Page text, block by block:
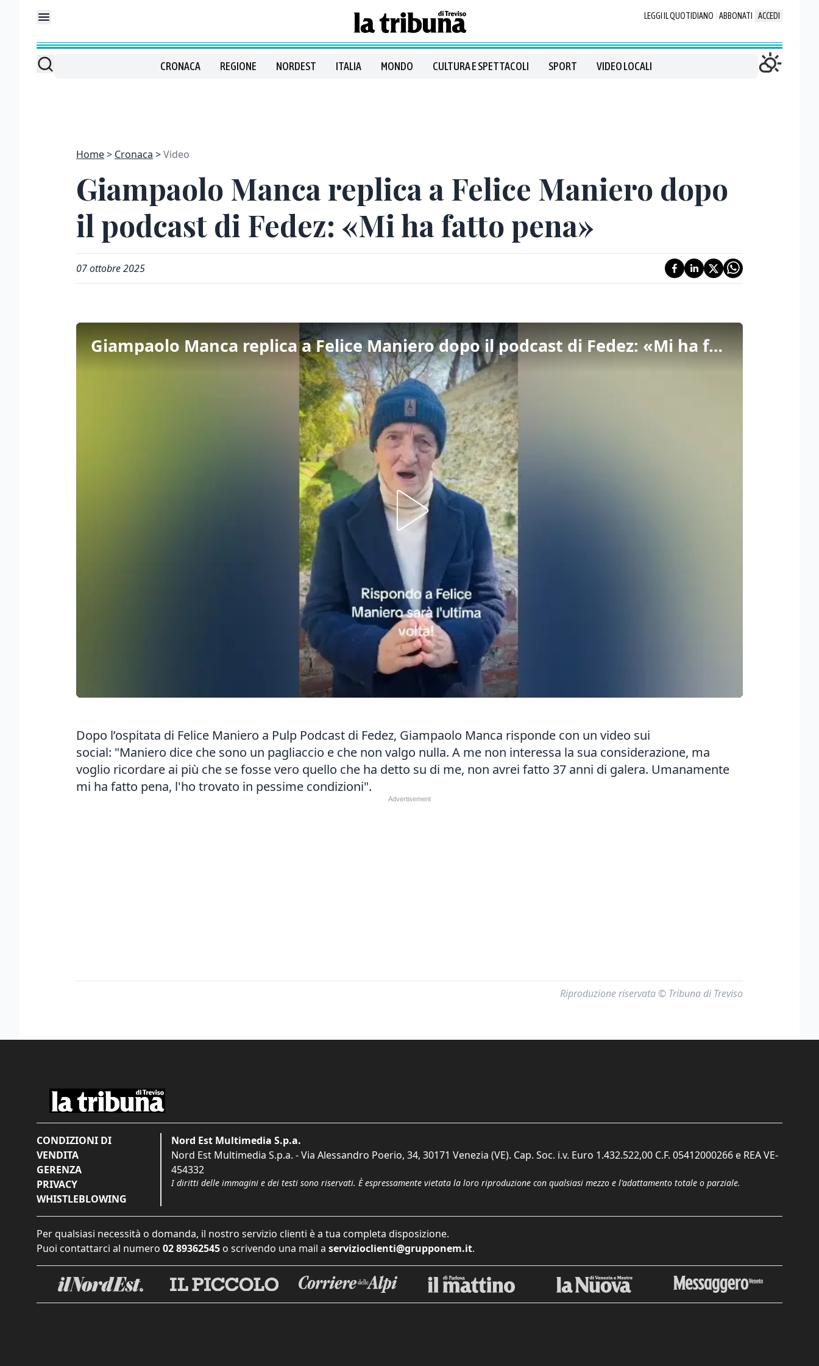
LEGGI IL QUOTIDIANO ABBONATI ACCEDI
CRONACA REGIONE NORDEST ITALIA MONDO CULTURA E SPETTACOLI SPORT VIDEO LOCALI
Home Cronaca Video
Giampaolo Manca replica a Felice Maniero dopo
il podcast di Fedez: «Mi ha fatto pena»
07 ottobre 2025
Giampaolo Manca replica a Felice Maniero dopo il podcast di Fedez: «Mi ha fatto pena»
Dopo l’ospitata di Felice Maniero a Pulp Podcast di Fedez, Giampaolo Manca risponde con un video sui
social: "Maniero dice che sono un pagliaccio e che non valgo nulla. A me non interessa la sua considerazione, ma
voglio ricordare ai più che se fosse vero quello che ha detto su di me, non avrei fatto 37 anni di galera. Umanamente
mi ha fatto pena, l'ho trovato in pessime condizioni".
Riproduzione riservata © Tribuna di Treviso
CONDIZIONI DI
VENDITA
GERENZA
PRIVACY
WHISTLEBLOWING
Nord Est Multimedia S.p.a.
Nord Est Multimedia S.p.a. - Via Alessandro Poerio, 34, 30171 Venezia (VE). Cap. Soc. i.v. Euro 1.432.522,00 C.F. 05412000266 e REA VE-
454332
I diritti delle immagini e dei testi sono riservati. È espressamente vietata la loro riproduzione con qualsiasi mezzo e l'adattamento totale o parziale.
Per qualsiasi necessità o domanda, il nostro servizio clienti è a tua completa disposizione.
Puoi contattarci al numero 02 89362545 o scrivendo una mail a servizioclienti@grupponem.it.